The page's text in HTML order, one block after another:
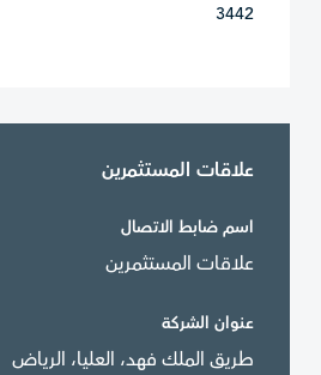
3442
علاقات المستثمرين
اسم ضابط الاتصال
علاقات المستثمرين
عنوان الشركة
طريق الملك فهد، العليا، الرياض